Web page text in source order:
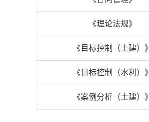
《理论法规》
《目标控制（土建）》
《目标控制（水利）》
《案例分析（土建）》